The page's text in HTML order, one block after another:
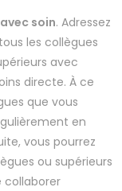
soin. Adressez
les collègues
avec
directe. À ce
que vous
en
vous pourrez
ou supérieurs
collaborer